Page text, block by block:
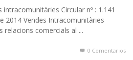
intracomunitàries Circular nº : 1.141
2014 Vendes Intracomunitàries
relacions comercials al ...
0 Comentarios